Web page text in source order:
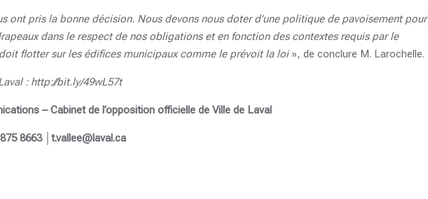
ont pris la bonne décision. Nous devons nous doter d’une politique de pavoisement pour
dans le respect de nos obligations et en fonction des contextes requis par le
flotter sur les édifices municipaux comme le prévoit la loi », de conclure M. Larochelle.
: http://bit.ly/49wL57t
– Cabinet de l’opposition officielle de Ville de Laval
8663 │t.vallee@laval.ca